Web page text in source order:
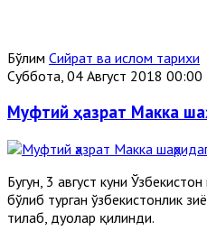
Бўлим Сийрат ва ислом тарихи
Суббота, 04 Август 2018 00:00
Муфтий ҳазрат Макка
Бугун, 3 август куни
бўлиб турган ўзбекистонлик
тилаб, дуолар қилинди.